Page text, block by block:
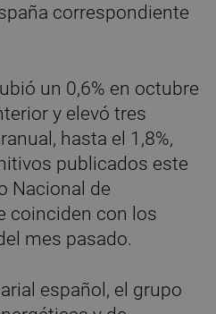
correspondiente
un 0,6% en octubre
y elevó tres
hasta el 1,8%,
publicados este
Nacional de
coinciden con los
mes pasado.
español, el grupo